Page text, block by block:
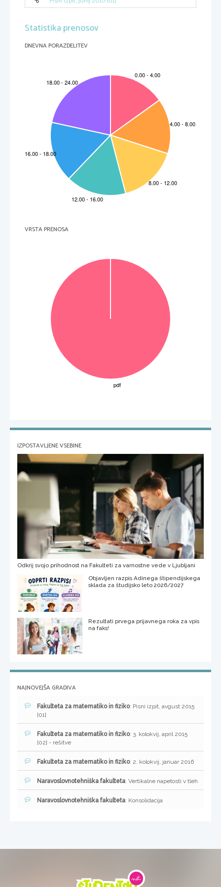
Statistika prenosov
DNEVNA PORAZDELITEV
VRSTA PRENOSA
IZPOSTAVLJENE VSEBINE
Odkrij svojo prihodnost na Fakulteti za varnostne vede v Ljubljani
Objavljen razpis Adinega štipendijskega
sklada za študijsko leto 2026/2027
Rezultati prvega prijavnega roka za vpis
na faks!
NAJNOVEJŠA GRADIVA
Fakulteta za matematiko in fiziko: Pisni izpit, avgust 2015
[01]
Fakulteta za matematiko in fiziko: 3. kolokvij, april 2015
[02] - rešitve
Fakulteta za matematiko in fiziko: 2. kolokvij, januar 2016
Naravoslovnotehniška fakulteta: Vertikalne napetosti v tleh
Naravoslovnotehniška fakulteta: Konsolidacija